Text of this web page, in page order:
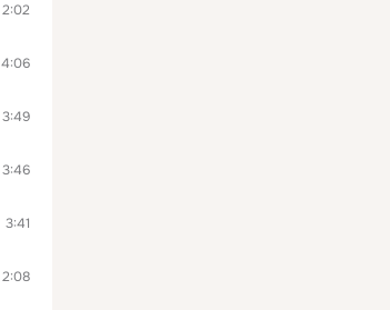
2:02
4:06
3:49
3:46
3:41
2:08